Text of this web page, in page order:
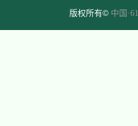
版权所有© 中国